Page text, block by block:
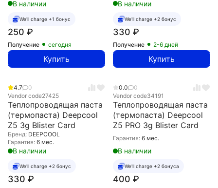
В наличии
We'll charge +1 бонус
250 ₽
Получение сегодня
Купить
В наличии
We'll charge +2 бонус
330 ₽
Получение 2-6 дней
Купить
4.7
0
Vendor code27425
Теплопроводящая паста
(термопаста) Deepcool
Z5 3g Blister Card
Бренд: DEEPCOOL
Гарантия: 6 мес.
В наличии
We'll charge +2 бонус
330 ₽
0.0
0
Vendor code34191
Теплопроводящая паста
(термопаста) Deepcool
Z5 PRO 3g Blister Card
Гарантия: 6 мес.
В наличии
We'll charge +2 бонуса
400 ₽